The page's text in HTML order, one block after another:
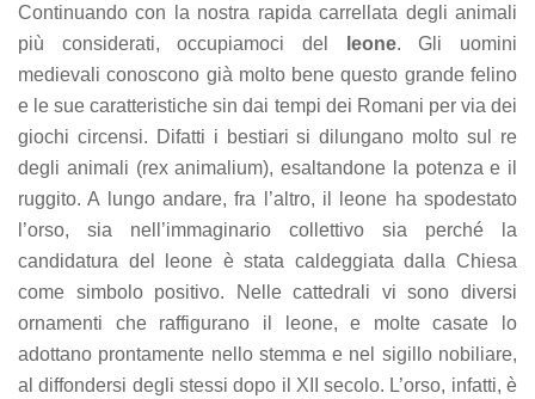
Continuando con la nostra rapida carrellata degli animali
più considerati, occupiamoci del
leone. Gli uomini
medievali conoscono già molto bene questo grande felino
e le sue caratteristiche sin dai tempi dei Romani per via dei
giochi circensi. Difatti i bestiari si dilungano molto sul re
degli animali (rex animalium), esaltandone la potenza e il
ruggito. A lungo andare, fra l’altro, il leone ha spodestato
l’orso, sia nell’immaginario collettivo sia perché la
candidatura del leone è stata caldeggiata dalla Chiesa
come simbolo positivo. Nelle cattedrali vi sono diversi
ornamenti che raffigurano il leone, e molte casate lo
adottano prontamente nello stemma e nel sigillo nobiliare,
al diffondersi degli stessi dopo il XII secolo. L’orso, infatti, è